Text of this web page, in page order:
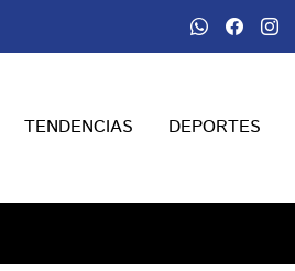
TENDENCIAS DEPORTES